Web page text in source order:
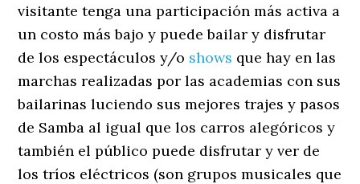
visitante tenga una participación más activa a
un costo más bajo y puede bailar y disfrutar
de los espectáculos y/o shows que hay en las
marchas realizadas por las academias con sus
bailarinas luciendo sus mejores trajes y pasos
de Samba al igual que los carros alegóricos y
también el público puede disfrutar y ver de
los tríos eléctricos (son grupos musicales que